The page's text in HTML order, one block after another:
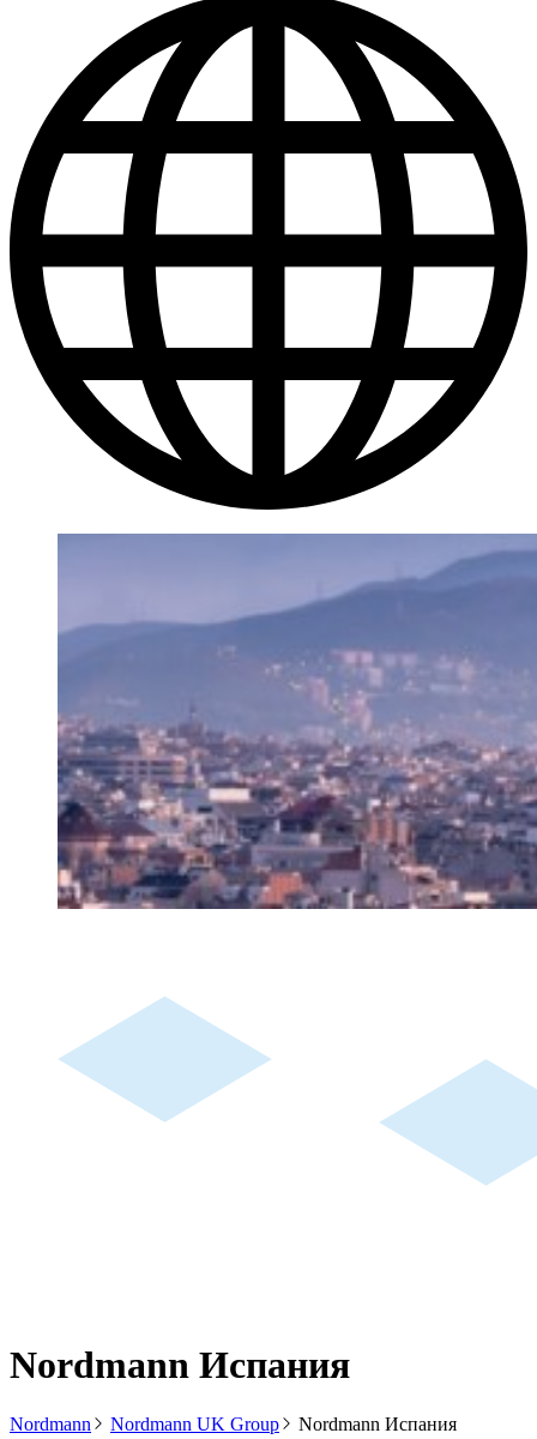
Nordmann Испания
Nordmann Nordmann UK Group Nordmann Испания